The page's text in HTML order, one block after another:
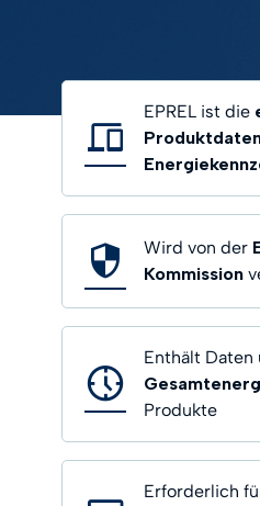
EPREL ist die
Wird von der
Kommission
Enthält Daten
Produkte
Erforderlich